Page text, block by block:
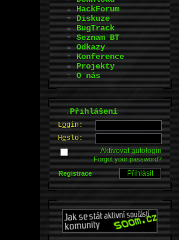
HackForum
Diskuze
BugTrack
Seznam BT
Odkazy
Konference
Projekty
O nás
.Přihlášení
Login:
Heslo:
Aktivovatautologin
Forgot your password?
Registrace